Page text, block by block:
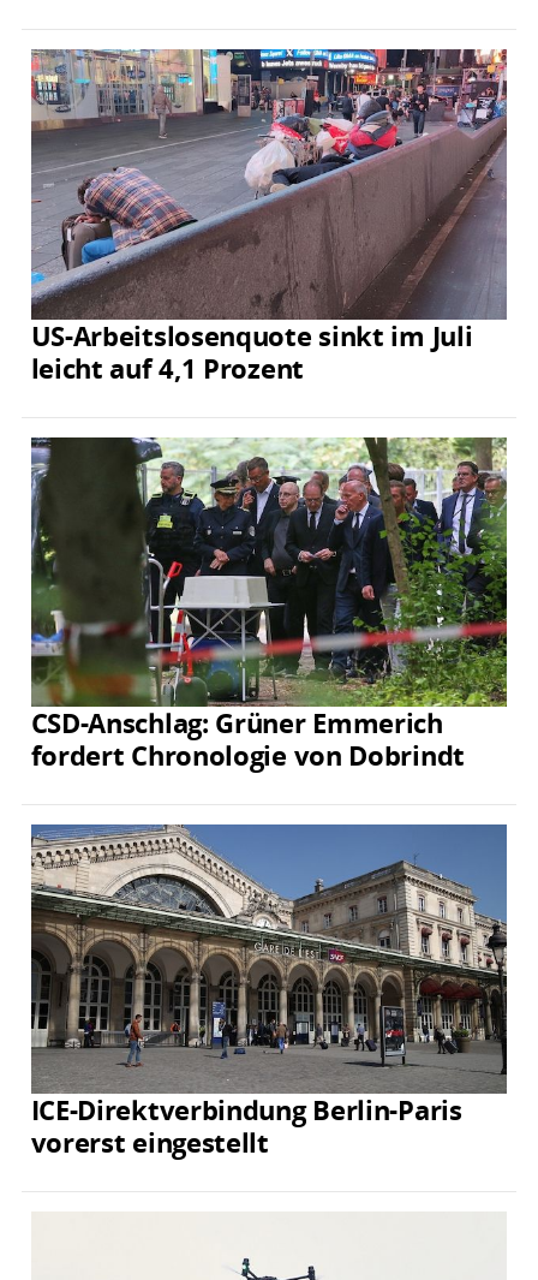
US-Arbeitslosenquote sinkt im Juli
leicht auf 4,1 Prozent
CSD-Anschlag: Grüner Emmerich
fordert Chronologie von Dobrindt
ICE-Direktverbindung Berlin-Paris
vorerst eingestellt